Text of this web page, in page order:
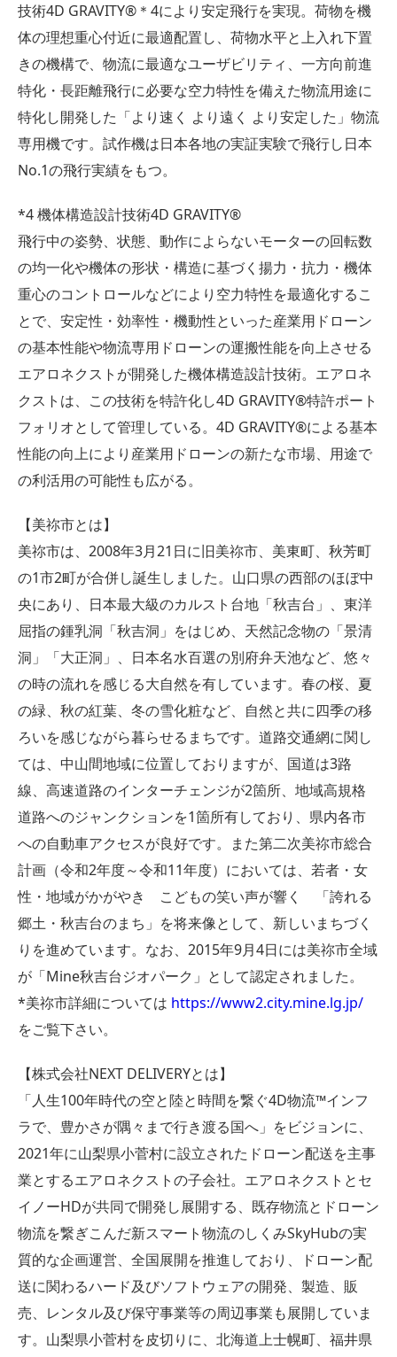
技術4D GRAVITY®＊4により安定飛行を実現。荷物を機
体の理想重心付近に最適配置し、荷物水平と上入れ下置
きの機構で、物流に最適なユーザビリティ、一方向前進
特化・長距離飛行に必要な空力特性を備えた物流用途に
特化し開発した「より速く より遠く より安定した」物流
専用機です。試作機は日本各地の実証実験で飛行し日本
No.1の飛行実績をもつ。
*4 機体構造設計技術4D GRAVITY®
飛行中の姿勢、状態、動作によらないモーターの回転数
の均一化や機体の形状・構造に基づく揚力・抗力・機体
重心のコントロールなどにより空力特性を最適化するこ
とで、安定性・効率性・機動性といった産業用ドローン
の基本性能や物流専用ドローンの運搬性能を向上させる
エアロネクストが開発した機体構造設計技術。エアロネ
クストは、この技術を特許化し4D GRAVITY®特許ポート
フォリオとして管理している。4D GRAVITY®による基本
性能の向上により産業用ドローンの新たな市場、用途で
の利活用の可能性も広がる。
【美祢市とは】
美祢市は、2008年3月21日に旧美祢市、美東町、秋芳町
の1市2町が合併し誕生しました。山口県の西部のほぼ中
央にあり、日本最大級のカルスト台地「秋吉台」、東洋
屈指の鍾乳洞「秋吉洞」をはじめ、天然記念物の「景清
洞」「大正洞」、日本名水百選の別府弁天池など、悠々
の時の流れを感じる大自然を有しています。春の桜、夏
の緑、秋の紅葉、冬の雪化粧など、自然と共に四季の移
ろいを感じながら暮らせるまちです。道路交通網に関し
ては、中山間地域に位置しておりますが、国道は3路
線、高速道路のインターチェンジが2箇所、地域高規格
道路へのジャンクションを1箇所有しており、県内各市
への自動車アクセスが良好です。また第二次美祢市総合
計画（令和2年度～令和11年度）においては、若者・女
性・地域がかがやき こどもの笑い声が響く 「誇れる
郷土・秋吉台のまち」を将来像として、新しいまちづく
りを進めています。なお、2015年9月4日には美祢市全域
が「Mine秋吉台ジオパーク」として認定されました。
*美祢市詳細については https://www2.city.mine.lg.jp/
をご覧下さい。
【株式会社NEXT DELIVERYとは】
「人生100年時代の空と陸と時間を繋ぐ4D物流™インフ
ラで、豊かさが隅々まで行き渡る国へ」をビジョンに、
2021年に山梨県小菅村に設立されたドローン配送を主事
業とするエアロネクストの子会社。エアロネクストとセ
イノーHDが共同で開発し展開する、既存物流とドローン
物流を繋ぎこんだ新スマート物流のしくみSkyHubの実
質的な企画運営、全国展開を推進しており、ドローン配
送に関わるハード及びソフトウェアの開発、製造、販
売、レンタル及び保守事業等の周辺事業も展開していま
す。山梨県小菅村を皮切りに、北海道上士幌町、福井県